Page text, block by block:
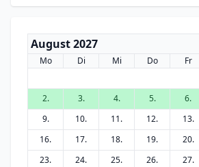
August 2027
Mo Di Mi Do Fr
2.
3. 4. 5. 6.
9.
10. 11. 12. 13.
16.
17. 18. 19. 20.
23.
24. 25. 26. 27.